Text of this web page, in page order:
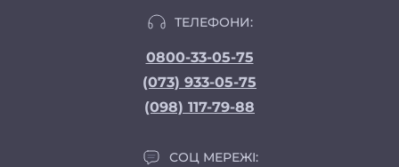
ТЕЛЕФОНИ:
0800-33-05-75
(073) 933-05-75
(098) 117-79-88
СОЦ МЕРЕЖІ: